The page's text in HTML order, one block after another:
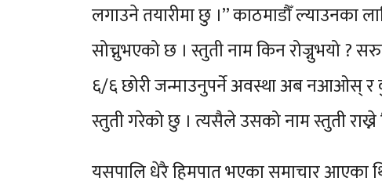
लगाउने तयारीमा छु ।” काठमाडौँ ल्याउनका
सोच्नुभएको छ । स्तुती नाम किन रोज्नुभयो ?
६/६ छोरी जन्माउनुपर्ने अवस्था अब नआओस्
स्तुती गरेको छु । त्यसैले उसको नाम स्तुती राख्ने
यसपालि धेरै हिमपात भएका समाचार आएका